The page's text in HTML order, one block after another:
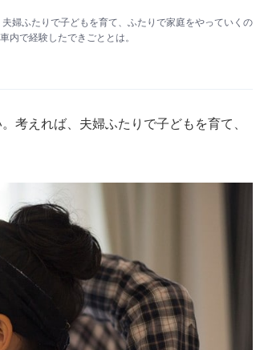
婦ふたりで子どもを育て、ふたりで家庭をやっていくの
で経験したできごととは。
考えれば、夫婦ふたりで子どもを育て、